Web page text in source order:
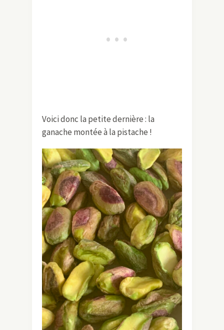
Voici donc la petite dernière : la
ganache montée à la pistache !